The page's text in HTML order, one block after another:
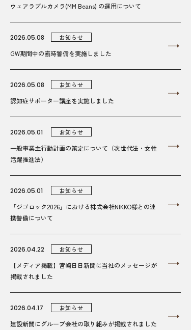
ウェアラブルカメラ(MM Beans) の運用について
2026.05.08 お知らせ
GW期間中の臨時警備を実施しました
2026.05.08 お知らせ
認知症サポーター講座を実施しました
2026.05.01 お知らせ
一般事業主行動計画の策定について（次世代法・女性
活躍推進法）
2026.05.01 お知らせ
「ジゴロック2026」における株式会社NIKKO様との連
携警備について
2026.04.22 お知らせ
【メディア掲載】宮崎日日新聞に当社のメッセージが
掲載されました
2026.04.17 お知らせ
建設新聞にグループ会社の取り組みが掲載されました